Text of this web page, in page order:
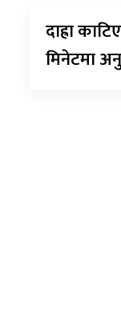
दाह्रा
मिनेटमा